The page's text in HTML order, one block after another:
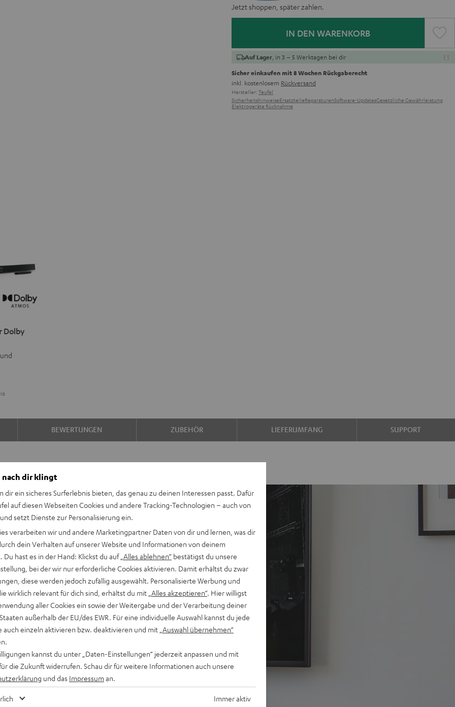
Jetzt shoppen, später zahlen.
IN DEN WARENKORB
Auf Lager , in 3 – 5 Werktagen bei dir
Sicher einkaufen mit 8 Wochen Rückgaberecht
inkl. kostenlosem Rückversand
Hersteller: Teufel
SicherheitshinweiseErsatzteileReparaturenSoftware-UpdatesGesetzliche Gewährleistung
Elektrogeräte Rücknahme
Dolby
BEWERTUNGEN ZUBEHÖR LIEFERUMFANG SUPPORT
überhaupt. Jetzt
auch von oben.
und
von oben zu kommen
mit optional
sowie kabellos
bestmögliche
etc.) und
nach dir klingt
dir ein sicheres Surferlebnis bieten, das genau zu deinen Interessen passt. Dafür
auf diesen Webseiten Cookies und andere Tracking-Technologien – auch von
setzt Dienste zur Personalisierung ein.
verarbeiten wir und andere Marketingpartner Daten von dir und lernen, was dir
dein Verhalten auf unserer Website und Informationen von deinem
Du hast es in der Hand: Klickst du auf „Alles ablehnen“ bestätigst du unsere
bei der wir nur erforderliche Cookies aktivieren. Damit erhältst du zwar
diese werden jedoch zufällig ausgewählt. Personalisierte Werbung und
wirklich relevant für dich sind, erhältst du mit „Alles akzeptieren“. Hier willigst
aller Cookies ein sowie der Weitergabe und der Verarbeitung deiner
außerhalb der EU/des EWR. Für eine individuelle Auswahl kannst du jede
auch einzeln aktivieren bzw. deaktivieren und mit „Auswahl übernehmen“
kannst du unter „Daten-Einstellungen“ jederzeit anpassen und mit
die Zukunft widerrufen. Schau dir für weitere Informationen auch unsere
und das Impressum an.
Immer aktiv